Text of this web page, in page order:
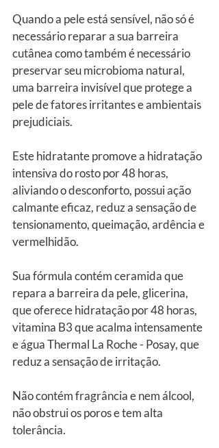
Quando a pele está sensível, não só é
necessário reparar a sua barreira
cutânea como também é necessário
preservar seu microbioma natural,
uma barreira invisível que protege a
pele de fatores irritantes e ambientais
prejudiciais.
Este hidratante promove a hidratação
intensiva do rosto por 48 horas,
aliviando o desconforto, possui ação
calmante eficaz, reduz a sensação de
tensionamento, queimação, ardência e
vermelhidão.
Sua fórmula contém ceramida que
repara a barreira da pele, glicerina,
que oferece hidratação por 48 horas,
vitamina B3 que acalma intensamente
e água Thermal La Roche - Posay, que
reduz a sensação de irritação.
Não contém fragrância e nem álcool,
não obstrui os poros e tem alta
tolerância.